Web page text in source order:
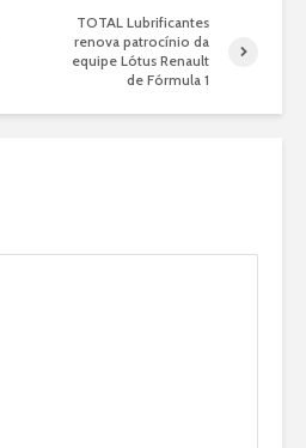
TOTAL Lubrificantes
renova patrocínio da
equipe Lótus Renault
de Fórmula 1